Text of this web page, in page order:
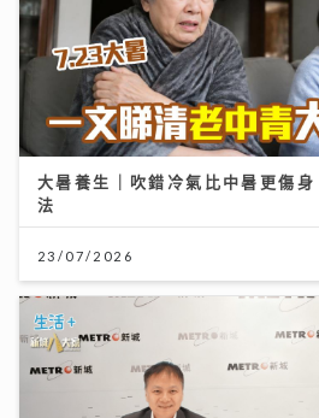
大暑養生｜吹錯冷氣比中暑更傷
法
23/07/2026